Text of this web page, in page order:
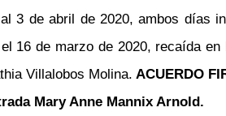
3 de abril de 2020, ambos días
16 de marzo de 2020, recaída
Villalobos Molina. ACUERDO
Mary Anne Mannix Arnold.